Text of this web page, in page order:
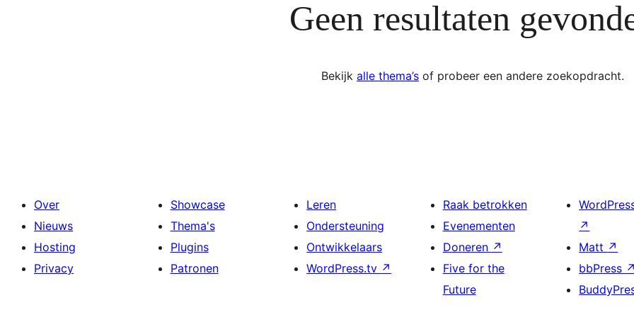
Geen resultaten
Bekijk alle thema’s of probeer een andere zoekopdracht.
Over
Nieuws
Hosting
Privacy
Showcase
Thema's
Plugins
Patronen
Leren
Ondersteuning
Ontwikkelaars
WordPress.tv ↗
Raak betrokken
Evenementen
Doneren ↗
Five for the
Future
↗
Matt ↗
bbPress ↗